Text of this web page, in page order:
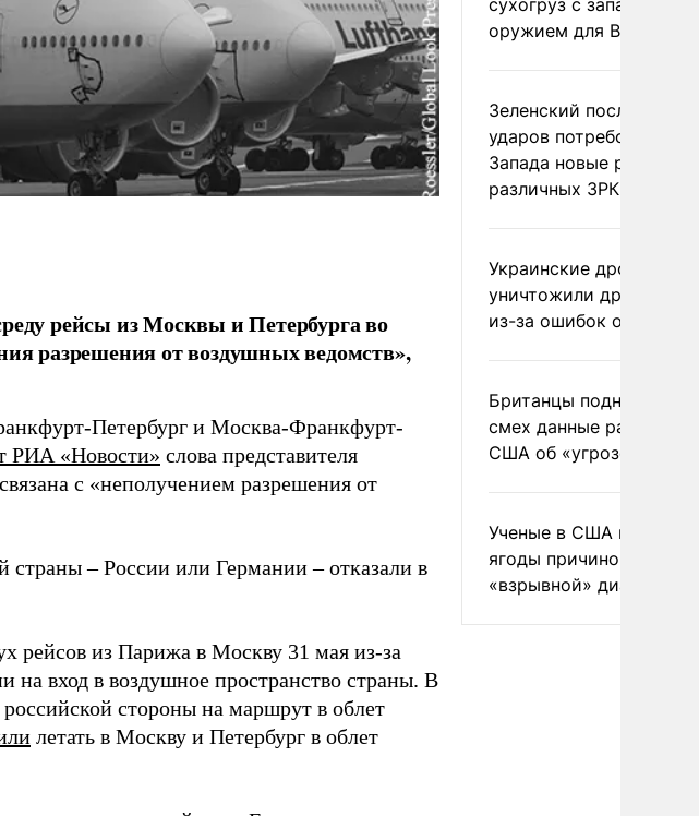
рейсы из Москвы и Петербурга во
разрешения от воздушных ведомств»,
Петербург и Москва-Франкфурт-
РИА «Новости» слова представителя
с «неполучением разрешения от
страны – России или Германии – отказали в
рейсов из Парижа в Москву 31 мая из-за
на вход в воздушное пространство страны. В
российской стороны на маршрут в облет
летать в Москву и Петербург в облет
сухогруз с западным
оружием для ВСУ
Зеленский после
ударов потребовал у
Запада новые ракеты
различных ЗРК
Украинские дроны
уничтожили друг друга
из-за ошибок
Британцы подняли на
смех данные разведки
США об «угрозе
Ученые в США назвали
ягоды причиной
«взрывной» диареи